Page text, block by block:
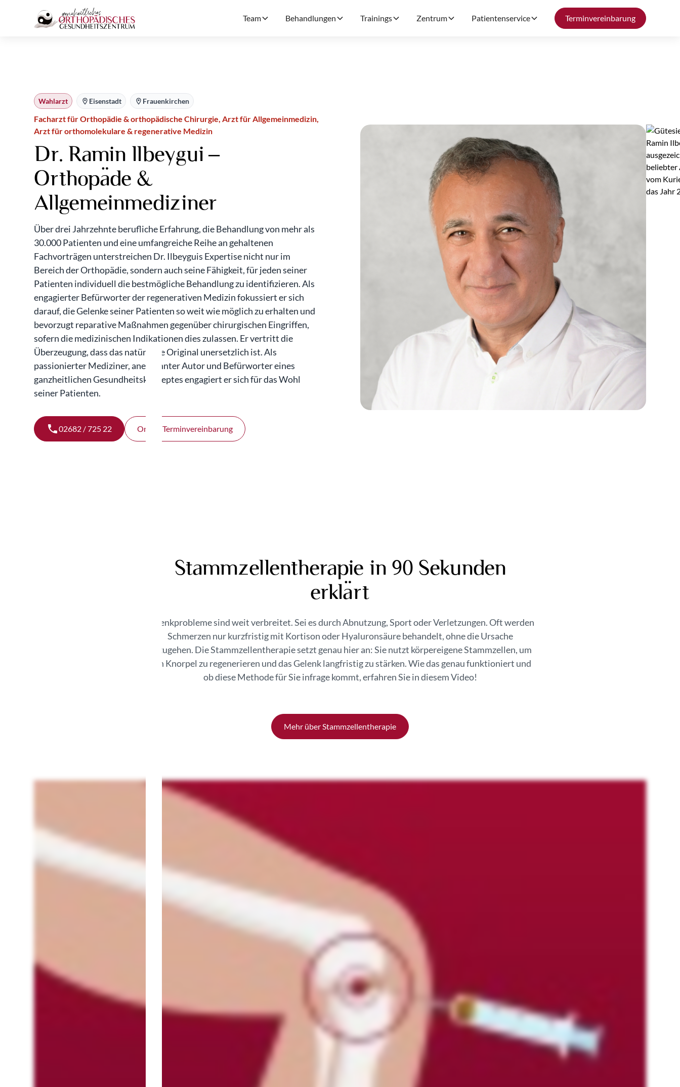
Team Behandlungen Trainings Zentrum Patientenservice Terminvereinbarung
Wahlarzt Eisenstadt Frauenkirchen
Facharzt für Orthopädie & orthopädische Chirurgie, Arzt für Allgemeinmedizin,
Arzt für orthomolekulare & regenerative Medizin
Dr. Ramin Ilbeygui –
Orthopäde &
Allgemeinmediziner
Über drei Jahrzehnte berufliche Erfahrung, die Behandlung von mehr als
30.000 Patienten und eine umfangreiche Reihe an gehaltenen
Fachvorträgen unterstreichen Dr. Ilbeyguis Expertise nicht nur im
Bereich der Orthopädie, sondern auch seine Fähigkeit, für jeden seiner
Patienten individuell die bestmögliche Behandlung zu identifizieren. Als
engagierter Befürworter der regenerativen Medizin fokussiert er sich
darauf, die Gelenke seiner Patienten so weit wie möglich zu erhalten und
bevorzugt reparative Maßnahmen gegenüber chirurgischen Eingriffen,
sofern die medizinischen Indikationen dies zulassen. Er vertritt die
Überzeugung, dass das natürliche Original unersetzlich ist. Als
passionierter Mediziner, anerkannter Autor und Befürworter eines
ganzheitlichen Gesundheitskonzeptes engagiert er sich für das Wohl
seiner Patienten.
02682 / 725 22 Online Terminvereinbarung
Stammzellentherapie in 90 Sekunden
erklärt
Gelenkprobleme sind weit verbreitet. Sei es durch Abnutzung, Sport oder Verletzungen. Oft werden
Schmerzen nur kurzfristig mit Kortison oder Hyaluronsäure behandelt, ohne die Ursache
anzugehen. Die Stammzellentherapie setzt genau hier an: Sie nutzt körpereigene Stammzellen, um
den Knorpel zu regenerieren und das Gelenk langfristig zu stärken. Wie das genau funktioniert und
ob diese Methode für Sie infrage kommt, erfahren Sie in diesem Video!
Mehr über Stammzellentherapie